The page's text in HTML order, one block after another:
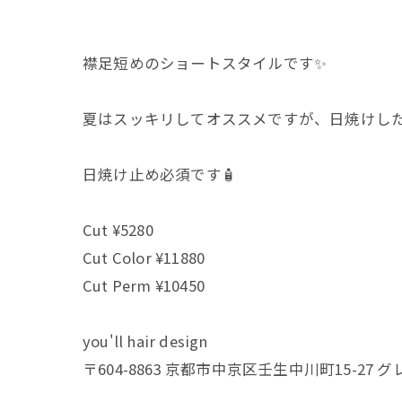
襟足短めのショートスタイルです✨
夏はスッキリしてオススメですが、日焼けし
日焼け止め必須です🧴
Cut ¥5280
Cut Color ¥11880
Cut Perm ¥10450
you'll hair design
〒604-8863 京都市中京区壬生中川町15-27 グ